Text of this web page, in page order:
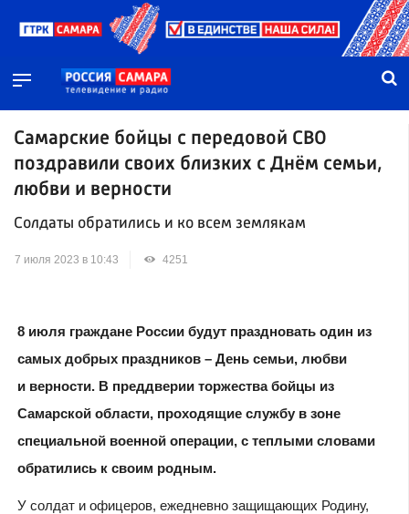
Самарские бойцы с передовой СВО
поздравили своих близких с Днём семьи,
любви и верности
Солдаты обратились и ко всем землякам
7 июля 2023 в 10:43 4251
8 июля граждане России будут праздновать один из
самых добрых праздников – День семьи, любви
и верности. В преддверии торжества бойцы из
Самарской области, проходящие службу в зоне
специальной военной операции, с теплыми словами
обратились к своим родным.
У солдат и офицеров, ежедневно защищающих Родину,